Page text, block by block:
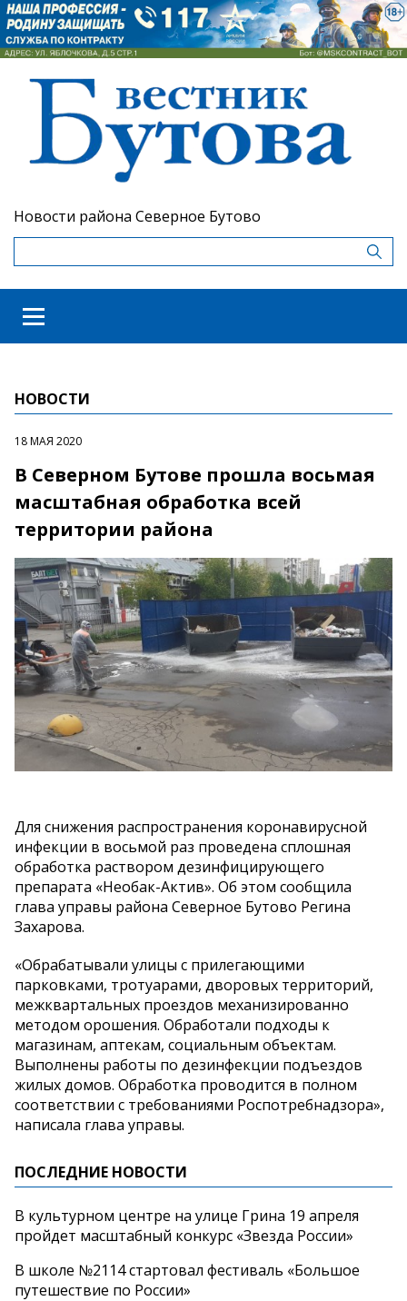
Новости района Северное Бутово
НОВОСТИ
18 МАЯ 2020
В Северном Бутове прошла восьмая
масштабная обработка всей
территории района
Для снижения распространения коронавирусной
инфекции в восьмой раз проведена сплошная
обработка раствором дезинфицирующего
препарата «Необак-Актив». Об этом сообщила
глава управы района Северное Бутово Регина
Захарова.
«Обрабатывали улицы с прилегающими
парковками, тротуарами, дворовых территорий,
межквартальных проездов механизированно
методом орошения. Обработали подходы к
магазинам, аптекам, социальным объектам.
Выполнены работы по дезинфекции подъездов
жилых домов. Обработка проводится в полном
соответствии с требованиями Роспотребнадзора»,
написала глава управы.
ПОСЛЕДНИЕ НОВОСТИ
В культурном центре на улице Грина 19 апреля
пройдет масштабный конкурс «Звезда России»
В школе №2114 стартовал фестиваль «Большое
путешествие по России»